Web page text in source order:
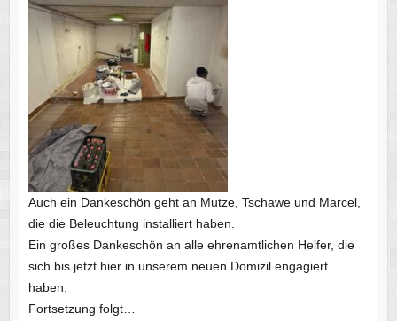
Auch ein Dankeschön geht an Mutze, Tschawe und Marcel,
die die Beleuchtung installiert haben.
Ein großes Dankeschön an alle ehrenamtlichen Helfer, die
sich bis jetzt hier in unserem neuen Domizil engagiert
haben.
Fortsetzung folgt…